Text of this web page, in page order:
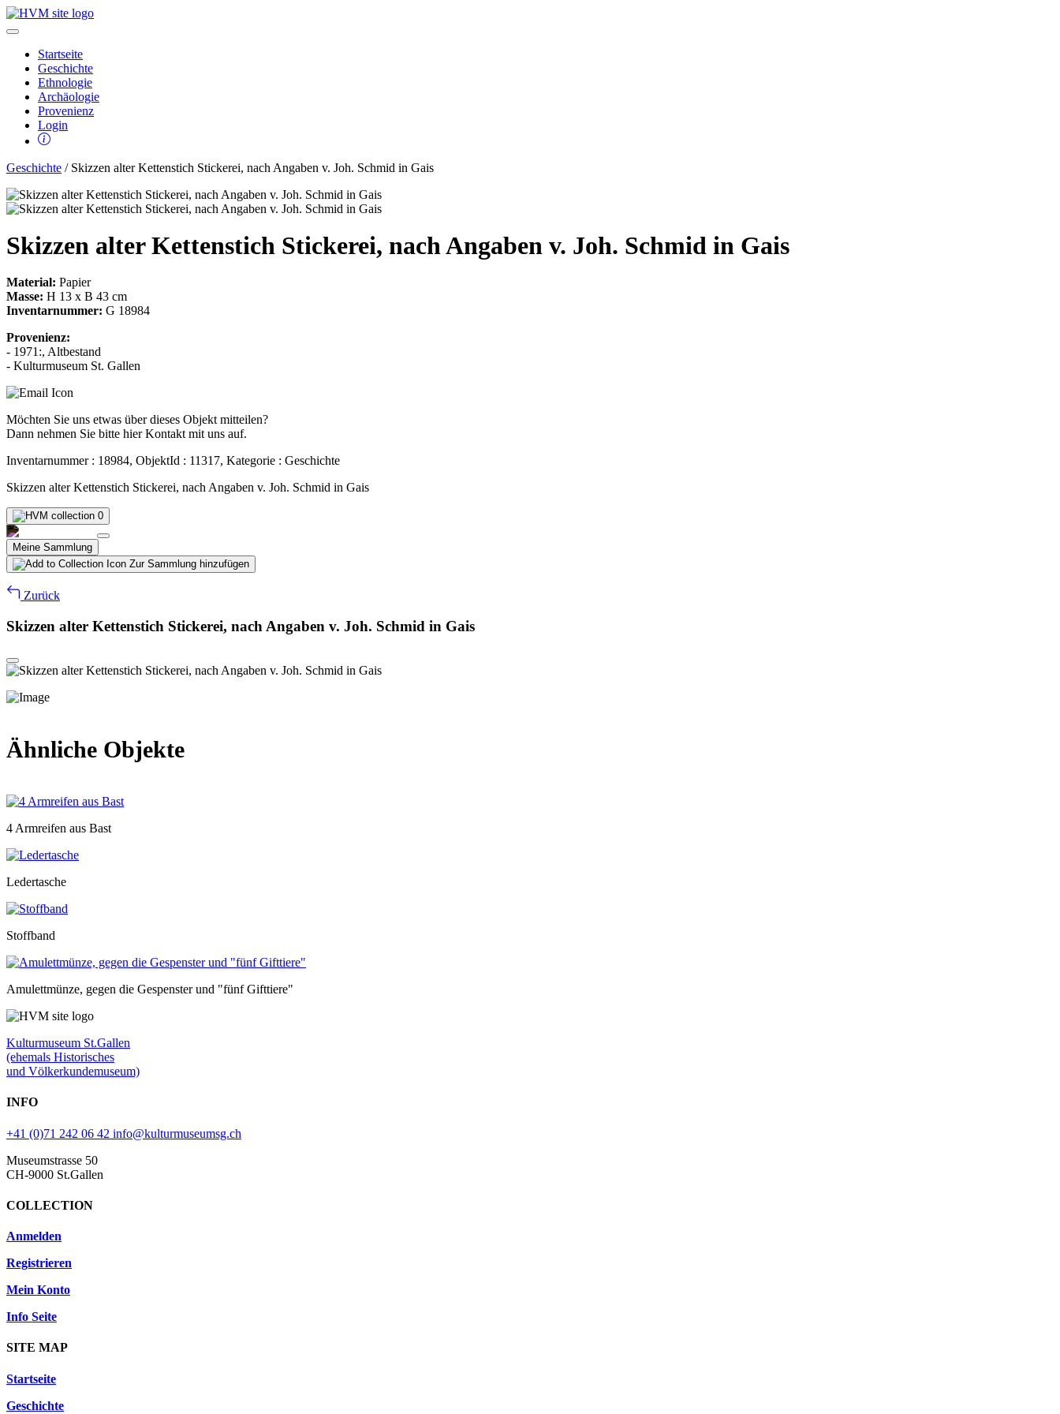
Startseite
Geschichte
Ethnologie
Archäologie
Provenienz
Login
Geschichte / Skizzen alter Kettenstich Stickerei, nach Angaben v. Joh. Schmid in Gais
Skizzen alter Kettenstich Stickerei, nach Angaben v. Joh. Schmid in Gais
Material: Papier
Masse: H 13 x B 43 cm
Inventarnummer: G 18984
Provenienz:
- 1971:, Altbestand
- Kulturmuseum St. Gallen
Möchten Sie uns etwas über dieses Objekt mitteilen?
Dann nehmen Sie bitte hier Kontakt mit uns auf.
Inventarnummer : 18984, ObjektId : 11317, Kategorie : Geschichte
Skizzen alter Kettenstich Stickerei, nach Angaben v. Joh. Schmid in Gais
0
Meine Sammlung
Zur Sammlung hinzufügen
Zurück
Skizzen alter Kettenstich Stickerei, nach Angaben v. Joh. Schmid in Gais
Ähnliche Objekte
4 Armreifen aus Bast
Ledertasche
Stoffband
Amulettmünze, gegen die Gespenster und "fünf Gifttiere"
Kulturmuseum St.Gallen
(ehemals Historisches
und Völkerkundemuseum)
INFO
+41 (0)71 242 06 42 info@kulturmuseumsg.ch
Museumstrasse 50
CH-9000 St.Gallen
COLLECTION
Anmelden
Registrieren
Mein Konto
Info Seite
SITE MAP
Startseite
Geschichte